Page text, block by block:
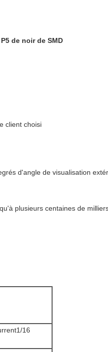
de noir de SMD
client choisi
d'angle de visualisation
plusieurs centaines de
16